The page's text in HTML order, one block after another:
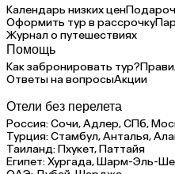
Календарь низких цен
Оформить тур в рассрочку
Журнал о путешествиях
Помощь
Как забронировать тур?
Ответы на вопросыАкции
Отели без перелета
Россия:Сочи,Адлер,СПб,
Турция:Стамбул,Анталья,
Таиланд:Пхукет,Паттайя
Египет:Хургада,Шарм-Эль-